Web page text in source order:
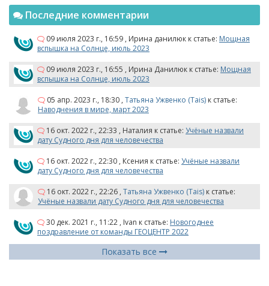
Последние комментарии
09 июля 2023 г., 16:59 , Ирина данилюк к статье: Мощная
вспышка на Солнце, июль 2023
09 июля 2023 г., 16:55 , Ирина Данилюк к статье: Мощная
вспышка на Солнце, июль 2023
05 апр. 2023 г., 18:30 , Татьяна Ужвенко (Tais) к статье:
Наводнения в мире, март 2023
16 окт. 2022 г., 22:33 , Наталия к статье: Учёные назвали
дату Судного дня для человечества
16 окт. 2022 г., 22:30 , Ксения к статье: Учёные назвали
дату Судного дня для человечества
16 окт. 2022 г., 22:26 , Татьяна Ужвенко (Tais) к статье:
Учёные назвали дату Судного дня для человечества
30 дек. 2021 г., 11:22 , Ivan к статье: Новогоднее
поздравление от команды ГЕОЦЕНТР 2022
Показать все